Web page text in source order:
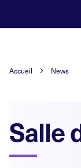
Accueil News
Salle